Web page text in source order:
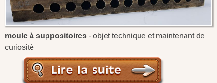
moule à suppositoires - objet technique et maintenant de
curiosité